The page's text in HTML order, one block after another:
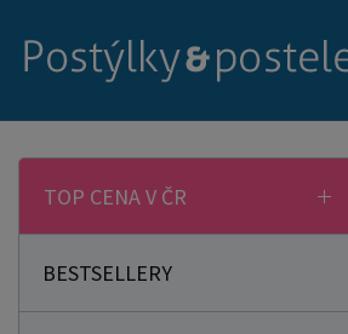
TOP CENA V ČR
BESTSELLERY